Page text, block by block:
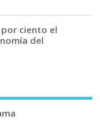
por ciento el
del